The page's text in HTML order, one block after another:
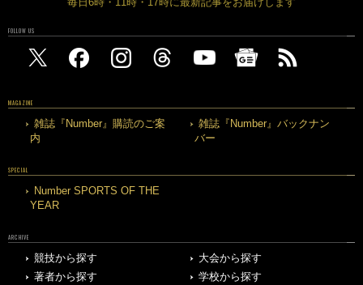
FOLLOW US
MAGAZINE
雑誌『Number』購読のご案
内
雑誌『Number』バックナン
バー
SPECIAL
Number SPORTS OF THE
YEAR
ARCHIVE
競技から探す
大会から探す
著者から探す
学校から探す